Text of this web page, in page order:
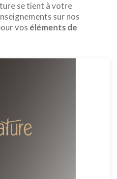
se tient à votre
sur nos
vos éléments de